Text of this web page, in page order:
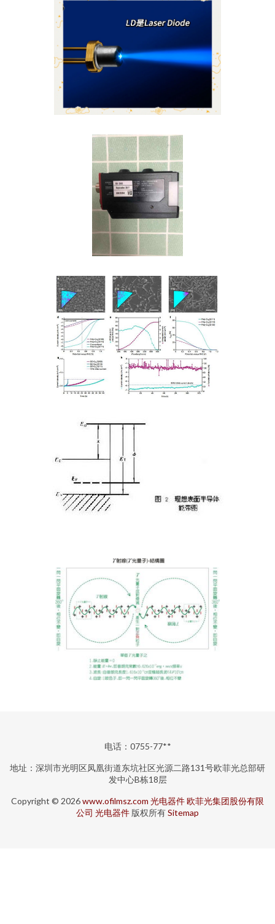
电话：0755-77**
地址：深圳市光明区凤凰街道东坑社区光源二路131号欧菲光总部研
发中心B栋18层
Copyright © 2026www.ofilmsz.com 光电器件欧菲光集团股份有限
公司 光电器件 版权所有Sitemap